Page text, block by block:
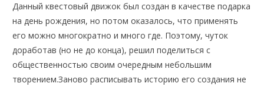
Данный квестовый движок был создан в качестве подарка
на день рождения, но потом оказалось, что применять
его можно многократно и много где. Поэтому, чуток
доработав (но не до конца), решил поделиться с
общественностью своим очередным небольшим
творением.Заново расписывать историю его создания не